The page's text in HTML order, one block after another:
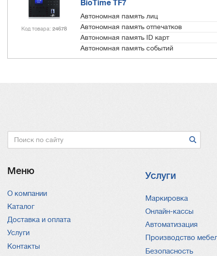
Код товара 24678
BioTime TF7
Автономная память лиц
Автономная память отпечатков
Автономная память ID карт
Автономная память событий
Поиск
Меню
О компании
Каталог
Доставка и оплата
Услуги
Контакты
Услуги
Услуги
Маркировка
Онлайн-кассы
Автоматизация
Производство
Безопасность